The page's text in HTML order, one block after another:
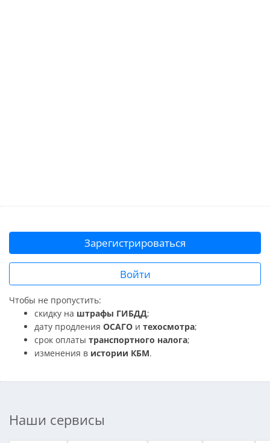
Зарегистрироваться
Войти
Чтобы не пропустить:
скидку на штрафы ГИБДД;
дату продления ОСАГО и техосмотра;
срок оплаты транспортного налога;
изменения в истории КБМ.
Наши сервисы